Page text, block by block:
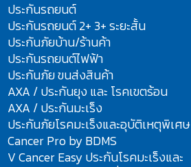
ประกันรถยนต์
ประกันรถยนต์ 2+ 3+ ระยะสั้น
ประกันภัยบ้าน/ร้านค้า
ประกันรถยนต์ไฟฟ้า
ประกันภัย ขนส่งสินค้า
AXA / ประกันยุง และ โรคเขตร้อน
AXA / ประกันมะเร็ง
ประกันภัยโรคมะเร็งและอุบัติเหตุพิเศษ
Cancer Pro by BDMS
V Cancer Easy ประกันโรคมะเร็งและ